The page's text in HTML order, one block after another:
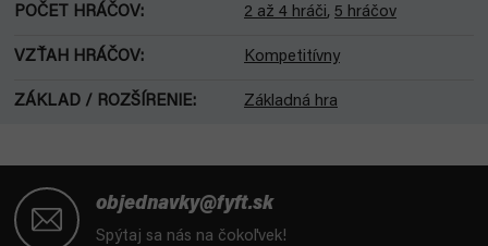
POČET HRÁČOV: 2 až 4 hráči, 5 hráčov
VZŤAH HRÁČOV: Kompetitívny
ZÁKLAD / ROZŠÍRENIE: Základná hra
objednavky@fyft.sk
Spýtaj sa nás na čokoľvek!